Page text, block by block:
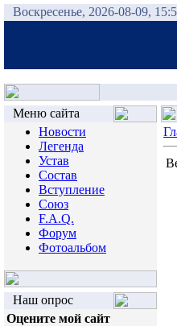
Воскресенье, 2026-08-09,
Меню сайта
Новости
Легенда
Устав
Состав
Вступление
Союз
F.A.Q.
Форум
Фотоальбом
Наш опрос
Оцените мой сайт